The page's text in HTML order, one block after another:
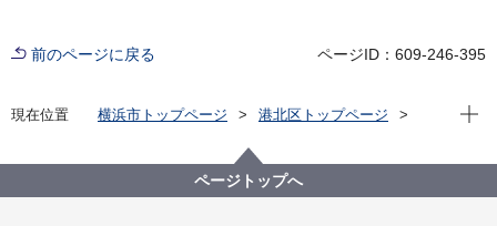
前のページに戻る ページID：609-246-395
現在位置 横浜市トップページ
港北区トップページ
指定管理者の公募・選定状況について
現在
ページトップへ